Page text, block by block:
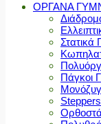
ΟΡΓΑΝΑ
Στατικά
Πάγκοι